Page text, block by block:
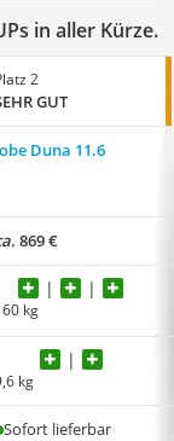
in aller Kürze.
2
GUT
Duna 11.6
869 €
kg
kg
Sofort lieferbar